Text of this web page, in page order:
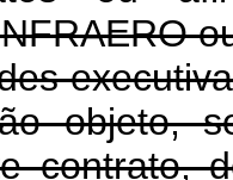
objeto,
contrato,